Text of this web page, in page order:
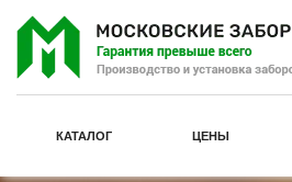
КАТАЛОГ ЦЕНЫ